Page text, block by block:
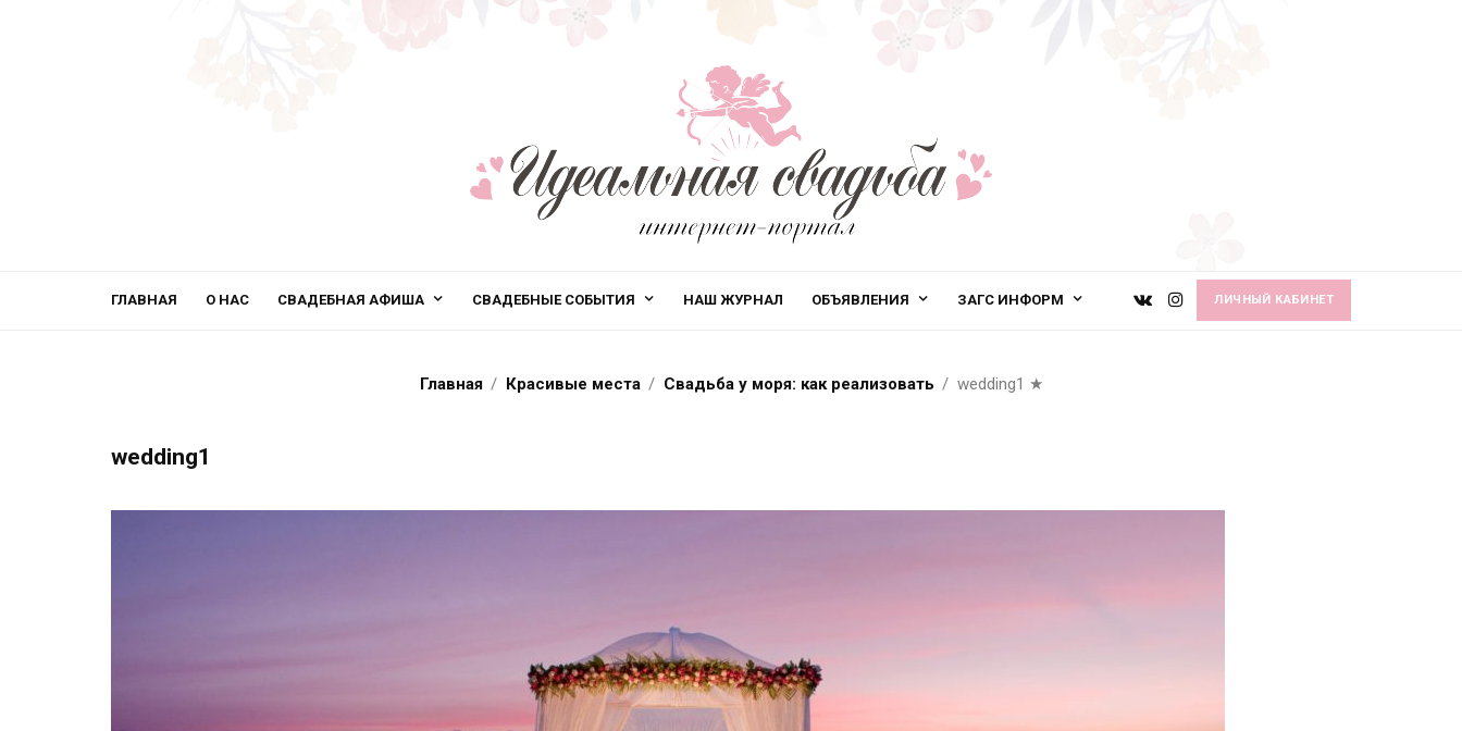
ГЛАВНАЯ О НАС СВАДЕБНАЯ АФИША СВАДЕБНЫЕ СОБЫТИЯ НАШ ЖУРНАЛ ОБЪЯВЛЕНИЯ ЗАГС ИНФОРМ ЛИЧНЫЙ КАБИНЕТ
Главная Красивые места Свадьба у моря: как реализовать wedding1 ★
wedding1